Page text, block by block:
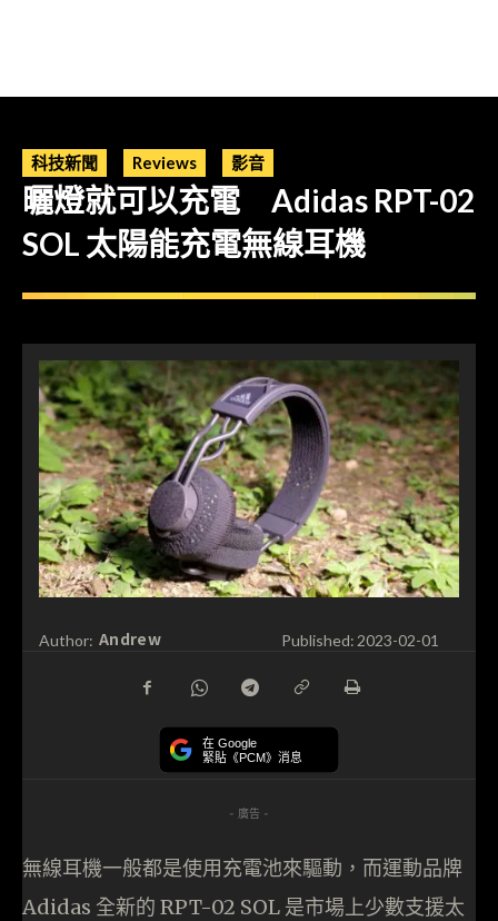
科技新聞 Reviews 影音
曬燈就可以充電 Adidas RPT-02
SOL 太陽能充電無線耳機
Author: Andrew Published: 2023-02-01
在 Google
緊貼《PCM》消息
- 廣告 -
無線耳機一般都是使用充電池來驅動，而運動品牌
Adidas 全新的 RPT-02 SOL 是市場上少數支援太